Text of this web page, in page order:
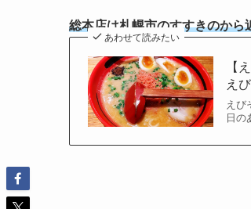
総本店は札幌市のすすきのから
あわせて読みたい
【
え
えび
日の